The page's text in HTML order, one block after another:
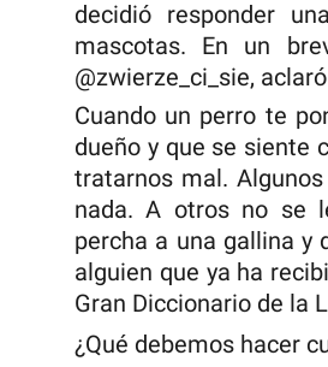
decidió responder
mascotas. En un
@zwierze_ci_sie,
Cuando un perro te
dueño y que se siente
tratarnos mal.
nada. A otros no se
percha a una gallina y
alguien que ya ha
Gran Diccionario de la
¿Qué debemos hacer